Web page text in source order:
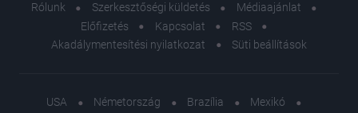
Rólunk
Szerkesztőségi küldetés
Médiaajánlat
Előfizetés
Kapcsolat
RSS
Akadálymentesítési nyilatkozat
Süti beállítások
USA Németország Brazília
Mexikó